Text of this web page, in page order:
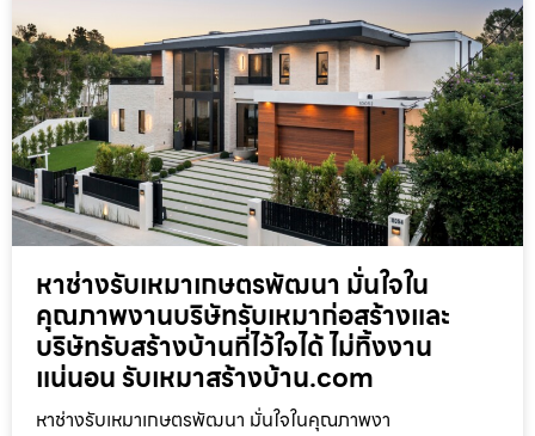
หาช่างรับเหมาเกษตรพัฒนา มั่นใจใน
คุณภาพงานบริษัทรับเหมาก่อสร้างและ
บริษัทรับสร้างบ้านที่ไว้ใจได้ ไม่ทิ้งงาน
แน่นอน รับเหมาสร้างบ้าน.com
หาช่างรับเหมาเกษตรพัฒนา มั่นใจในคุณภาพงา